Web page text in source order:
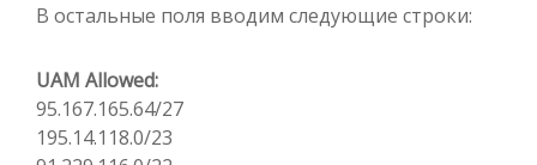
В остальные поля вводим следующие строки:
UAM Allowed:
95.167.165.64/27
195.14.118.0/23